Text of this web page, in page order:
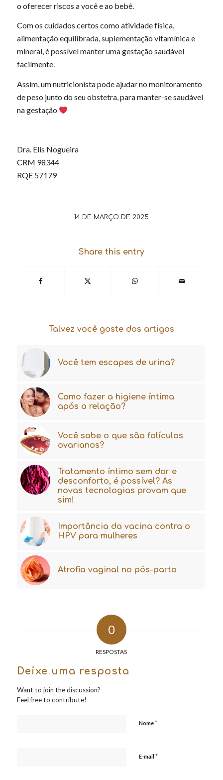
o oferecer riscos a você e ao bebê.
Com os cuidados certos como atividade física,
alimentação equilibrada, suplementação vitamínica e
mineral, é possível manter uma gestação saudável
facilmente.
Assim, um nutricionista pode ajudar no monitoramento
de peso junto do seu obstetra, para manter-se saudável
na gestação
Dra. Elis Nogueira
CRM 98344
RQE 57179
14 DE MARÇO DE 2025
Share this entry
Talvez você goste dos artigos
Você tem escapes de urina?
Como fazer a higiene íntima
após a relação?
Você sabe o que são folículos
ovarianos?
Tratamento íntimo sem dor e
desconforto, é possível? As
novas tecnologias provam que
sim!
Importância da vacina contra o
HPV para mulheres
Atrofia vaginal no pós-parto
0
RESPOSTAS
Deixe uma resposta
Want to join the discussion?
Feel free to contribute!
Nome*
E-mail*